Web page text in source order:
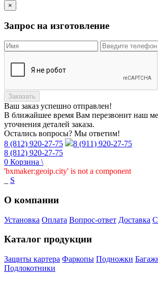
×
Запрос на изготовление
Заказать
Ваш заказ успешно отправлен!
В ближайшее время Вам перезвонит наш
уточнения деталей заказа.
Остались вопросы? Мы ответим!
8 (812) 920-27-75
8 (911) 920-27-75
8 (812) 920-27-75
0 Корзина \
'bxmaker:geoip.city' is not a component
S
О компании
Установка Оплата Вопрос-ответ Доставка
Каталог продукции
Защиты картера Фаркопы Подножки
Подлокотники